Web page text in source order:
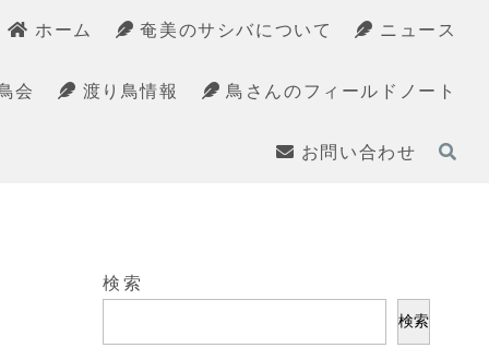
ホーム 奄美のサシバについて ニュース
会 渡り鳥情報 鳥さんのフィールドノート
お問い合わせ
検索
検索